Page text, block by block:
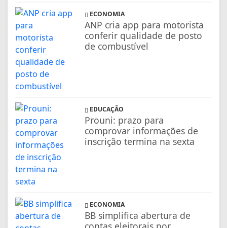
ECONOMIA
ANP cria app para motorista
conferir qualidade de posto
de combustível
EDUCAÇÃO
Prouni: prazo para
comprovar informações de
inscrição termina na sexta
ECONOMIA
BB simplifica abertura de